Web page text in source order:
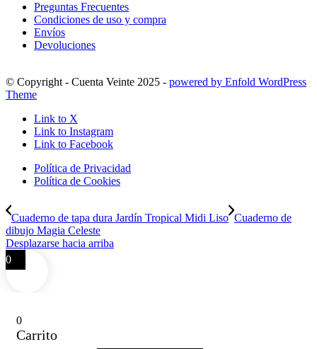
Preguntas Frecuentes
Condiciones de uso y compra
Envíos
Devoluciones
© Copyright - Cuenta Veinte 2025 - powered by Enfold WordPress
Theme
Link to X
Link to Instagram
Link to Facebook
Política de Privacidad
Política de Cookies
Cuaderno de tapa dura Jardín Tropical Midi Liso Cuaderno de
dibujo Magia Celeste
Desplazarse hacia arriba
0
0
Carrito